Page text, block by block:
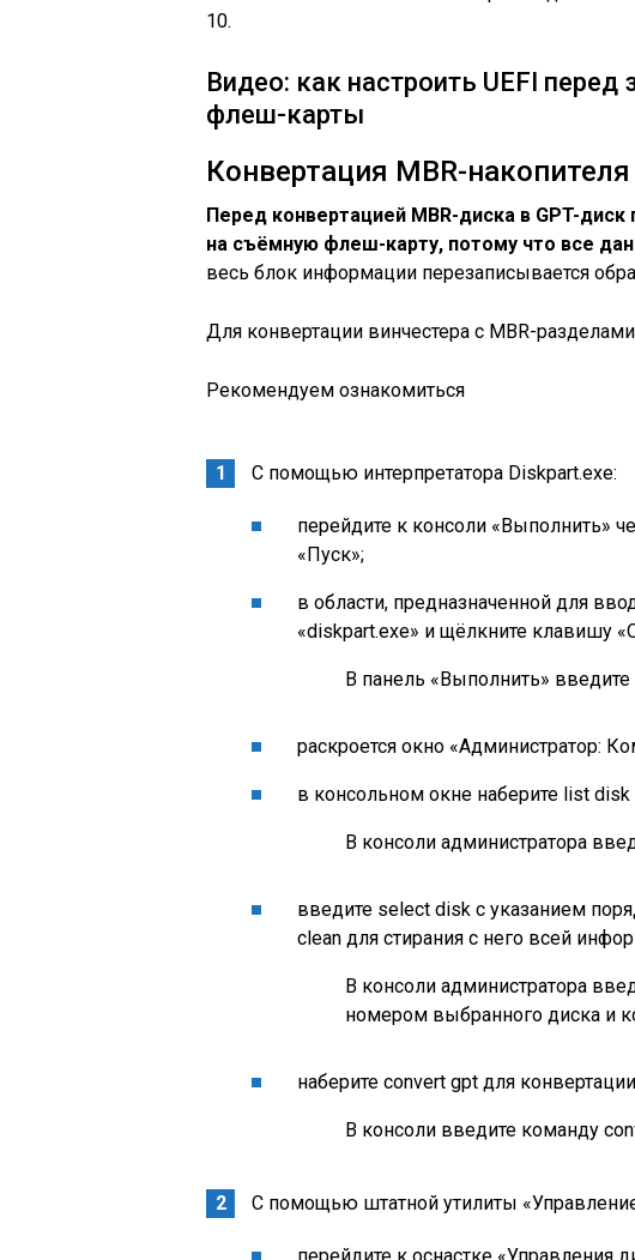
10.
Видео: как настроить UEFI перед
флеш-карты
Конвертация MBR-
Перед конвертацией MBR-диска в GPT-
на съёмную флеш-карту, потому что все
весь блок информации перезаписывается
Для конвертации винчестера с MBR-
Рекомендуем ознакомиться
С помощью интерпретатора Diskpart.exe:
перейдите к консоли «Выполнить»
«Пуск»;
в области, предназначенной для
«diskpart.exe» и щёлкните клавишу
В панель «Выполнить»
раскроется окно «Администратор:
в консольном окне наберите list
В консоли администратора
введите select disk с указанием
clean для стирания с него всей
В консоли администратора
номером выбранного диска и
наберите convert gpt для
В консоли введите команду
С помощью штатной утилиты